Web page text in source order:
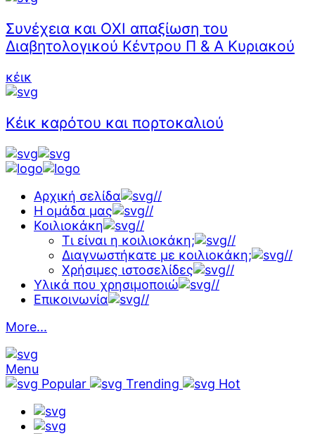
Συνέχεια και ΟΧΙ απαξίωση του
Διαβητολογικού Κέντρου Π & Α Κυριακού
κέικ
Κέικ καρότου και πορτοκαλιού
Αρχική σελίδα
//
Η ομάδα μας
//
Κοιλιοκάκη
//
Τι είναι η κοιλιοκάκη;
//
Διαγνωστήκατε με κοιλιοκάκη;
//
Χρήσιμες ιστοσελίδες
//
Υλικά που χρησιμοποιώ
//
Επικοινωνία
//
More...
Menu
Popular
Trending Hot